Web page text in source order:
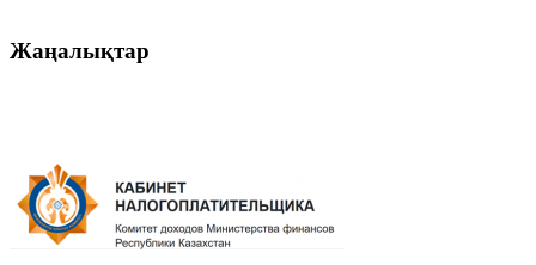
Жаңалықтар